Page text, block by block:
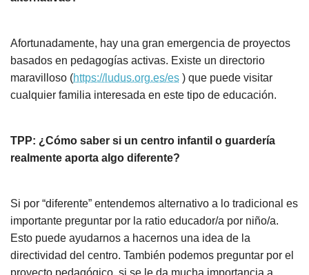
Afortunadamente, hay una gran emergencia de proyectos
basados en pedagogías activas. Existe un directorio
maravilloso (https://ludus.org.es/es ) que puede visitar
cualquier familia interesada en este tipo de educación.
TPP: ¿Cómo saber si un centro infantil o guardería
realmente aporta algo diferente?
Si por “diferente” entendemos alternativo a lo tradicional es
importante preguntar por la ratio educador/a por niño/a.
Esto puede ayudarnos a hacernos una idea de la
directividad del centro. También podemos preguntar por el
proyecto pedagógico, si se le da mucha importancia a